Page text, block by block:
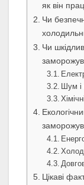
як він
Чи
Чи
Шум і
Цікаві